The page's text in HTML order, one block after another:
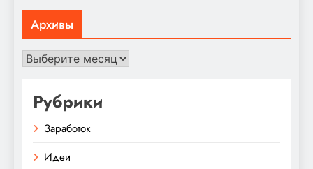
Архивы
Архивы
Рубрики
Заработок
Идеи